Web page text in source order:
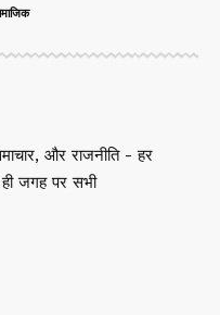
और राजनीति - हर
जगह पर सभी